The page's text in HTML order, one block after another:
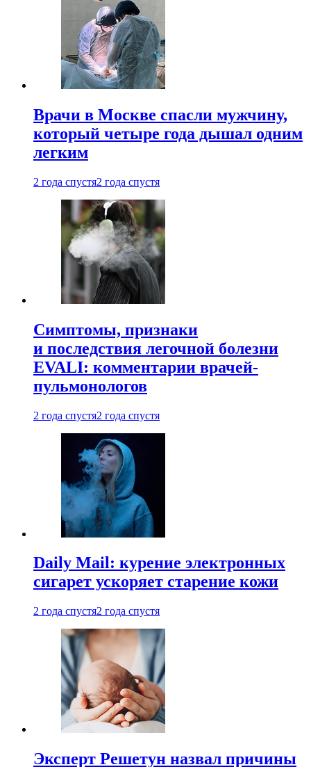
Врачи в Москве спасли мужчину,
который четыре года дышал одним
легким
2 года спустя2 года спустя
Симптомы, признаки
и последствия легочной болезни
EVALI: комментарии врачей-
пульмонологов
2 года спустя2 года спустя
Daily Mail: курение электронных
сигарет ускоряет старение кожи
2 года спустя2 года спустя
Эксперт Решетун назвал причины